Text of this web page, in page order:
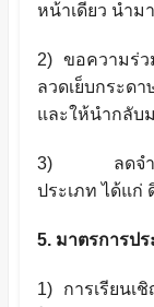
หน้าเดียว นำม
2) ขอความร่ว
ลวดเย็บกระด
และให้นำกลับ
3) ลดจำนวน
ประเภท ได้แก่
5. มาตรการป
1) การเรียนเ